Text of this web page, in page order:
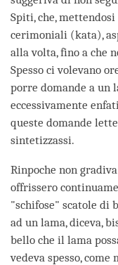
Spiti, che,
cerimoniali (kata),
alla volta, fino a che
Spesso ci volevano
porre domande a un
eccessivamente
queste domande
sintetizzassi.
Rinpoche non
offrissero
"schifose" scatole di
ad un lama, diceva,
bello che il lama
vedeva spesso,